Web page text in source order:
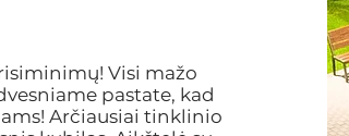
Visi mažo
pastate, kad
Arčiausiai tinklinio